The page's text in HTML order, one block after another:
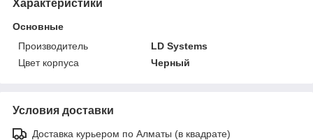
Характеристики
Основные
Производитель
LD Systems
Цвет корпуса
Черный
Условия доставки
Доставка курьером по Алматы (в квадрате)